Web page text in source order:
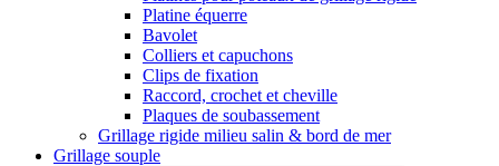
Platine équerre
Bavolet
Colliers et capuchons
Clips de fixation
Raccord, crochet et cheville
Plaques de soubassement
Grillage rigide milieu salin & bord de mer
Grillage souple